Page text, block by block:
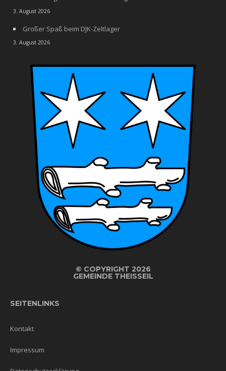
3. August 2026
Großer Spaß beim DJK-Zeltlager
3. August 2026
© COPYRIGHT 2026
GEMEINDE THEISSEIL
SEITENLINKS
Kontakt
Impressum